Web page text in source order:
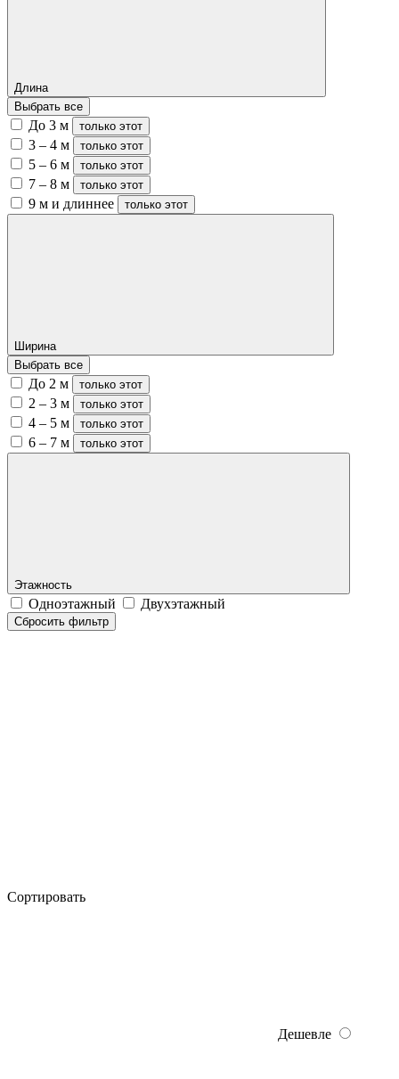
Длина
Выбрать все
До 3 м только этот
3 – 4 м только этот
5 – 6 м только этот
7 – 8 м только этот
9 м и длиннее только этот
Ширина
Выбрать все
До 2 м только этот
2 – 3 м только этот
4 – 5 м только этот
6 – 7 м только этот
Этажность
Одноэтажный Двухэтажный
Сбросить фильтр
Сортировать
Дешевле